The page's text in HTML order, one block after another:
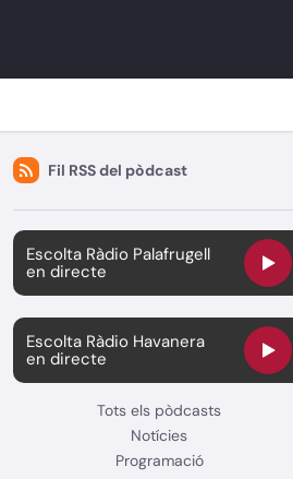
Fil RSS del pòdcast
Escolta Ràdio Palafrugell
en directe
Escolta Ràdio Havanera
en directe
Tots els pòdcasts
Notícies
Programació